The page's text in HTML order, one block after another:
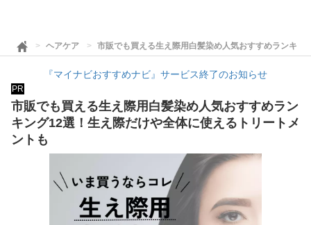
ヘアケア 市販でも買える生え際用白髪染め人気おすすめランキ
『マイナビおすすめナビ』サービス終了のお知らせ
PR
市販でも買える生え際用白髪染め人気おすすめラン
キング12選！生え際だけや全体に使えるトリートメ
ントも